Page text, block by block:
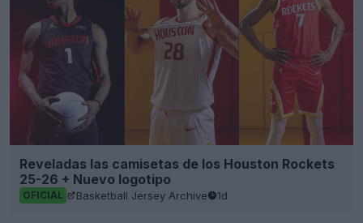
Reveladas las camisetas de los Houston Rockets
25-26 + Nuevo logotipo
OFICIAL Basketball Jersey Archive 1d